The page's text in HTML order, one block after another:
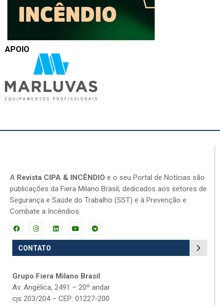
APOIO
A Revista CIPA & INCÊNDIO e o seu Portal de Notícias são
publicações da Fiera Milano Brasil, dedicados aos setores de
Segurança e Saúde do Trabalho (SST) e à Prevenção e
Combate a Incêndios
CONTATO
Grupo Fiera Milano Brasil
Av. Angélica, 2491 – 20º andar
cjs 203/204 – CEP: 01227-200